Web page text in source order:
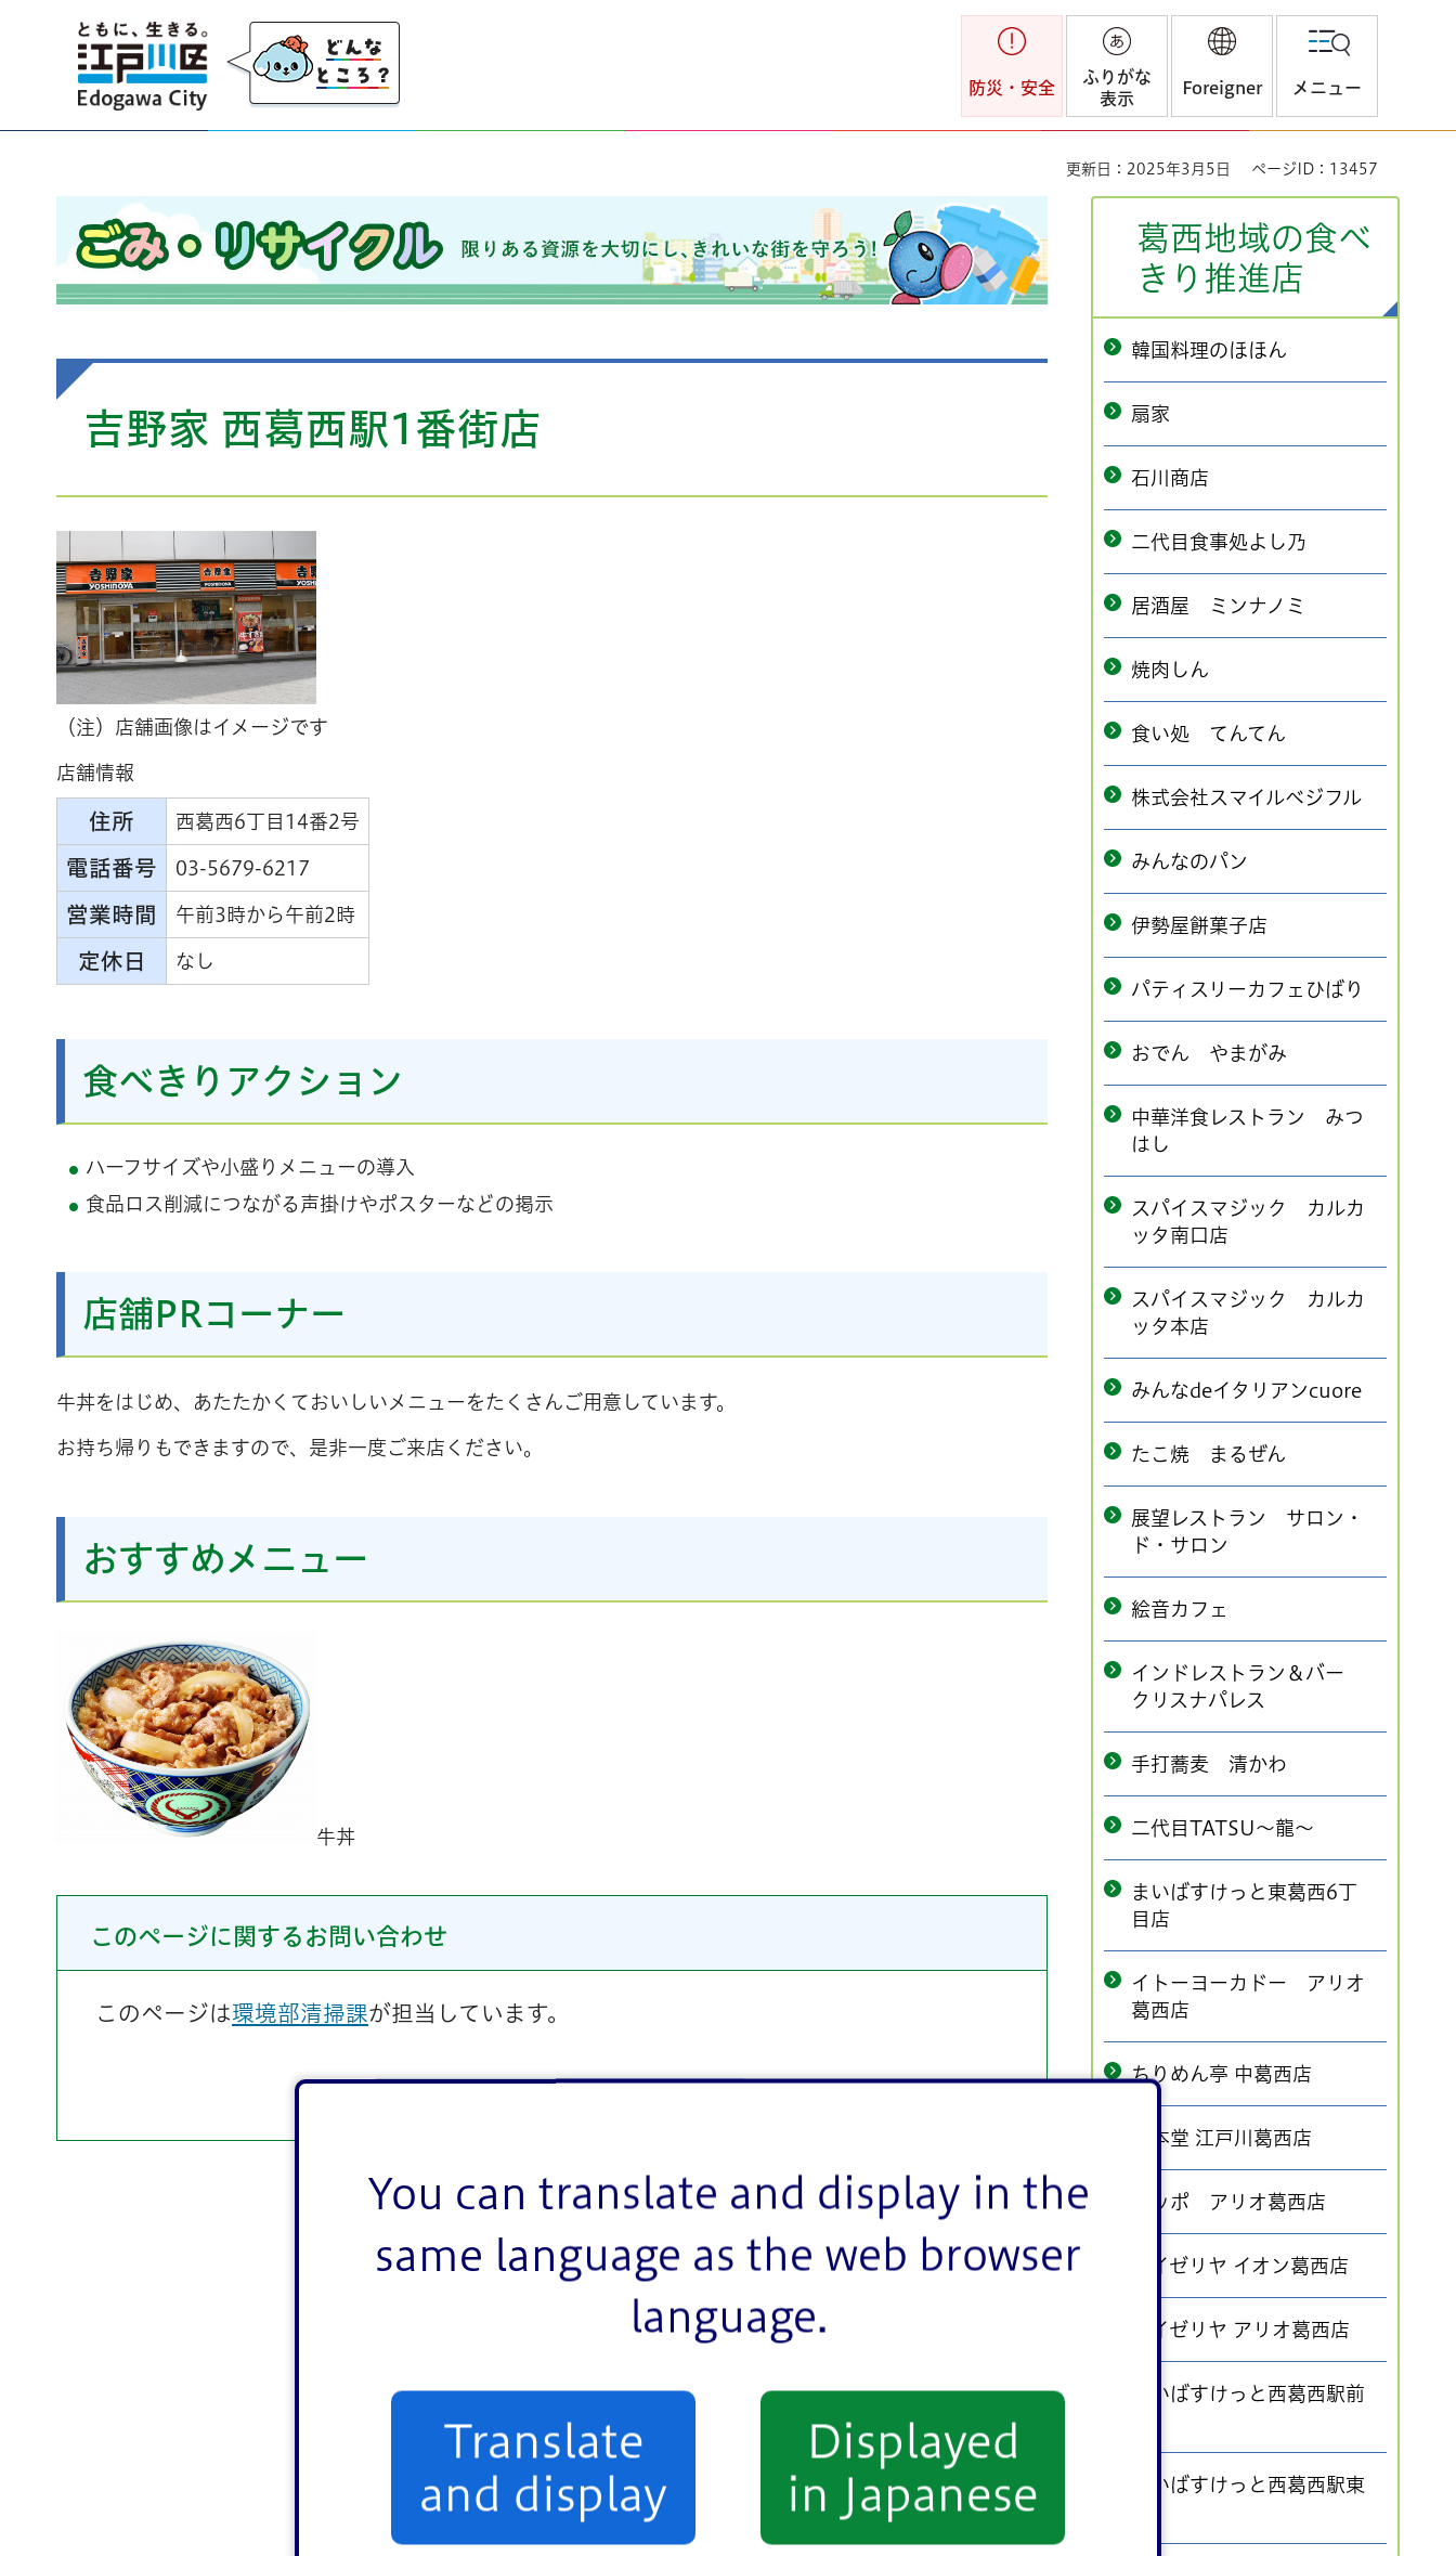
You can translate and display in the
same language as the web browser
language.
Translate
and display
Displayed
in Japanese
江戸川区
防災・安全
ふりがな
表示
Foreigner メニュー
更新日：2025年3月5日 ページID：13457
ごみ・リサイクル 限りのある資源を大切にし、きれいな街を守ろう！
吉野家 西葛西駅1番街店
（注）店舗画像はイメージです
店舗情報
住所 西葛西6丁目14番2号
電話番号 03-5679-6217
営業時間 午前3時から午前2時
定休日 なし
食べきりアクション
ハーフサイズや小盛りメニューの導入
食品ロス削減につながる声掛けやポスターなどの掲示
店舗PRコーナー
牛丼をはじめ、あたたかくておいしいメニューをたくさんご用意しています。
お持ち帰りもできますので、是非一度ご来店ください。
おすすめメニュー
牛丼
このページに関するお問い合わせ
このページは環境部清掃課が担当しています。
葛西地域の食べ
きり推進店
韓国料理のほほん
扇家
石川商店
二代目食事処よし乃
居酒屋 ミンナノミ
焼肉しん
食い処 てんてん
株式会社スマイルベジフル
みんなのパン
伊勢屋餅菓子店
パティスリーカフェひばり
おでん やまがみ
中華洋食レストラン みつ
はし
スパイスマジック カルカ
ッタ南口店
スパイスマジック カルカ
ッタ本店
みんなdeイタリアンcuore
たこ焼 まるぜん
展望レストラン サロン・
ド・サロン
絵音カフェ
インドレストラン＆バー
クリスナパレス
手打蕎麦 清かわ
二代目TATSU～龍～
まいばすけっと東葛西6丁
目店
イトーヨーカドー アリオ
葛西店
ちりめん亭 中葛西店
一本堂 江戸川葛西店
ポッポ アリオ葛西店
サイゼリヤ イオン葛西店
サイゼリヤ アリオ葛西店
まいばすけっと西葛西駅前
まいばすけっと西葛西駅東